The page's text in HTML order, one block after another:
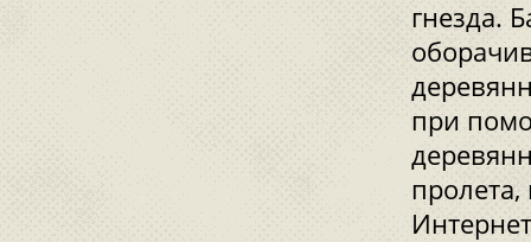
гнезда.
при
пролета,